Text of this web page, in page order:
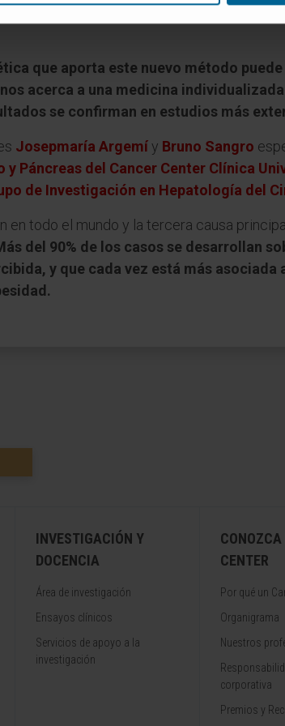
y que tampoco informa sobre las
que aporta este nuevo método
acerca a una medicina
se confirman en estudios más
Josepmaría Argemíy Bruno Sangro
y Páncreas del Cancer Center Clínica
de Investigación en Hepatología del
todo el mundo y la tercera causa
del 90% de los casos se desarrollan
y que cada vez está más
INVESTIGACIÓN Y
DOCENCIA
Área de investigación
Ensayos clínicos
Servicios de apoyo a la
investigación
CENTER
Por qué un
Organigrama
Nuestros
corporativa
Premios y